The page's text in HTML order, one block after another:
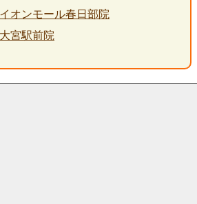
オンモール春日部院
宮駅前院